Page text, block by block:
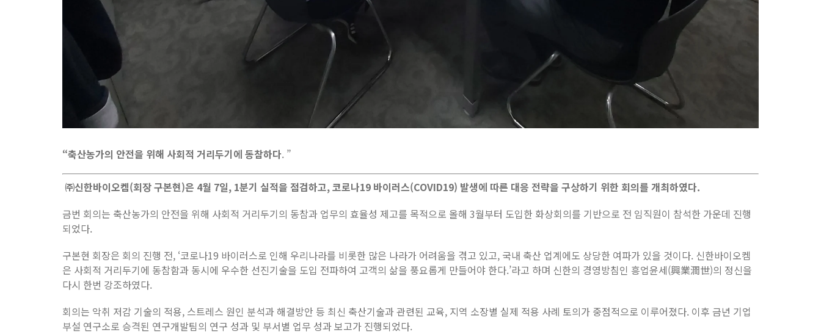
“축산농가의 안전을 위해 사회적 거리두기에 동참하다. ”
㈜신한바이오켐(회장 구본현)은 4월 7일, 1분기 실적을 점검하고, 코로나19 바이러스(COVID19) 발생에 따른 대응 전략을 구상하기 위한 회의를 개최하였다.
금번 회의는 축산농가의 안전을 위해 사회적 거리두기의 동참과 업무의 효율성 제고를 목적으로 올해 3월부터 도입한 화상회의를 기반으로 전 임직원이 참석한 가운데 진행
되었다.
구본현 회장은 회의 진행 전, ‘코로나19 바이러스로 인해 우리나라를 비롯한 많은 나라가 어려움을 겪고 있고, 국내 축산 업계에도 상당한 여파가 있을 것이다. 신한바이오켐
은 사회적 거리두기에 동참함과 동시에 우수한 선진기술을 도입 전파하여 고객의 삶을 풍요롭게 만들어야 한다.’라고 하며 신한의 경영방침인 흥업윤세(興業潤世)의 정신을
다시 한번 강조하였다.
회의는 악취 저감 기술의 적용, 스트레스 원인 분석과 해결방안 등 최신 축산기술과 관련된 교육, 지역 소장별 실제 적용 사례 토의가 중점적으로 이루어졌다. 이후 금년 기업
부설 연구소로 승격된 연구개발팀의 연구 성과 및 부서별 업무 성과 보고가 진행되었다.